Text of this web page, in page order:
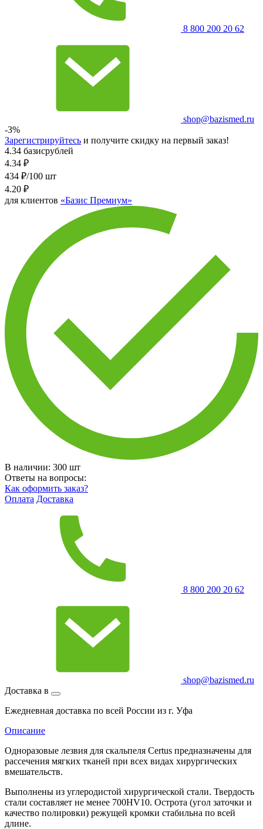
8 800 200 20 62
shop@bazismed.ru
-3%
Зарегистрируйтесь и получите скидку на первый заказ!
4.34 базисрублей
4.34 ₽
434 ₽/100 шт
4.20 ₽
для клиентов «Базис Премиум»
В наличии: 300 шт
Ответы на вопросы:
Как оформить заказ?
Оплата Доставка
8 800 200 20 62
shop@bazismed.ru
Доставка в
Ежедневная доставка по всей России из г. Уфа
Описание
Одноразовые лезвия для скальпеля Certus предназначены для
рассечения мягких тканей при всех видах хирургических
вмешательств.
Выполнены из углеродистой хирургической стали. Твердость
стали составляет не менее 700HV10. Острота (угол заточки и
качество полировки) режущей кромки стабильна по всей
длине.